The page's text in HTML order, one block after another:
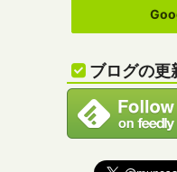
ブログの更